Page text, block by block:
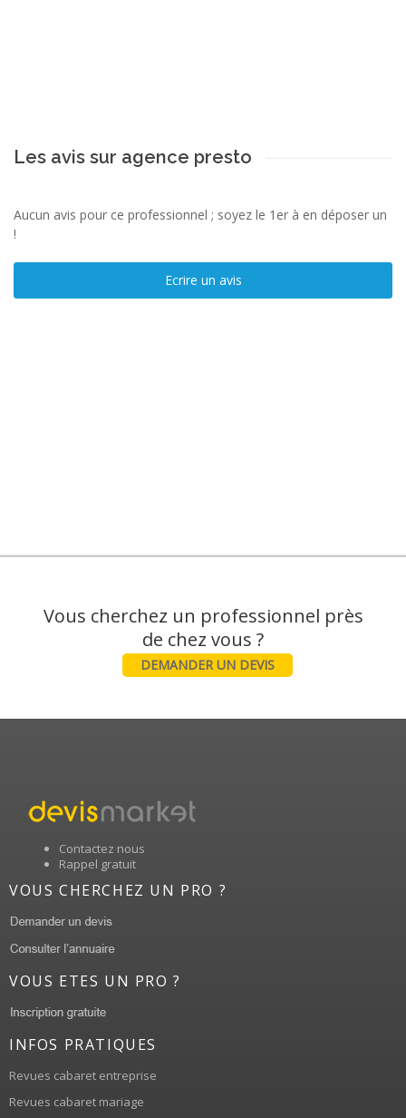
Les avis sur agence presto
Aucun avis pour ce professionnel ; soyez le 1er à en déposer un
!
Ecrire un avis
Vous cherchez un professionnel près
DEMANDER UN DEVIS
Contactez nous
Rappel gratuit
VOUS CHERCHEZ UN PRO ?
VOUS ETES UN PRO ?
INFOS PRATIQUES
Revues cabaret entreprise
Revues cabaret mariage